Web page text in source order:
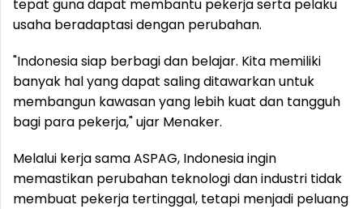
tepat guna dapat membantu pekerja serta pelaku
usaha beradaptasi dengan perubahan.
"Indonesia siap berbagi dan belajar. Kita memiliki
banyak hal yang dapat saling ditawarkan untuk
membangun kawasan yang lebih kuat dan tangguh
bagi para pekerja," ujar Menaker.
Melalui kerja sama ASPAG, Indonesia ingin
memastikan perubahan teknologi dan industri tidak
membuat pekerja tertinggal, tetapi menjadi peluang